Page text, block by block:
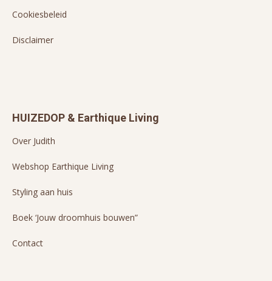
Cookiesbeleid
Disclaimer
HUIZEDOP & Earthique Living
Over Judith
Webshop Earthique Living
Styling aan huis
Boek ‘Jouw droomhuis bouwen”
Contact